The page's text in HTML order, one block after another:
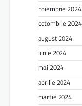
noiembrie 2024
octombrie 2024
august 2024
iunie 2024
mai 2024
aprilie 2024
martie 2024